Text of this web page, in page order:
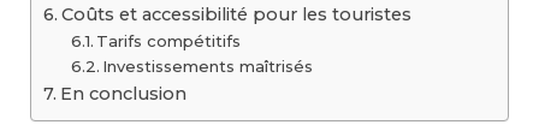
Coûts et accessibilité pour les touristes
Tarifs compétitifs
Investissements maîtrisés
En conclusion